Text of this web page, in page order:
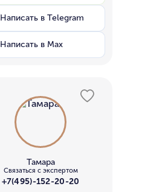
Написать в Telegram
Написать в Max
Тамара
Связаться с экспертом
+7(495)-152-20-20